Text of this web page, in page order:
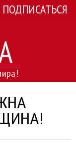
ПОДПИСАТЬСЯ